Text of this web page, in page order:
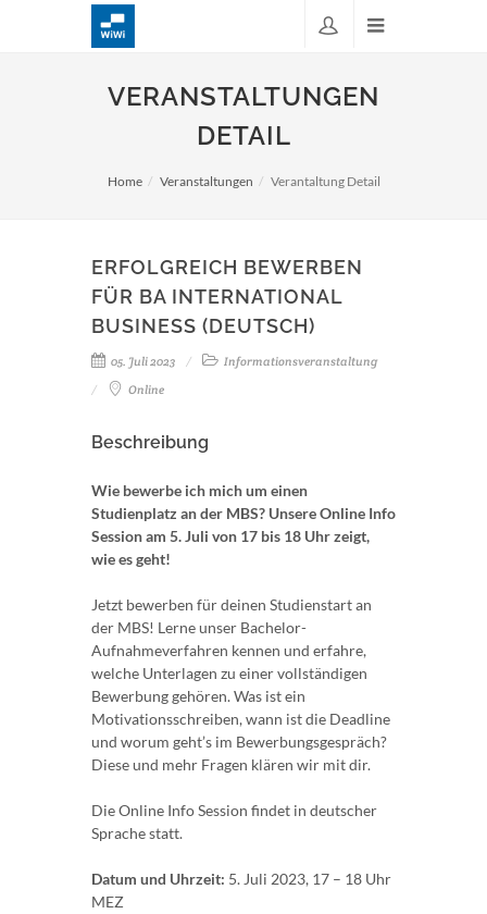
VERANSTALTUNGEN
DETAIL
Home Veranstaltungen Verantaltung Detail
ERFOLGREICH BEWERBEN
FÜR BA INTERNATIONAL
BUSINESS (DEUTSCH)
05. Juli 2023
Informationsveranstaltung
Online
Beschreibung
Wie bewerbe ich mich um einen
Studienplatz an der MBS? Unsere Online Info
Session am 5. Juli von 17 bis 18 Uhr zeigt,
wie es geht!
Jetzt bewerben für deinen Studienstart an
der MBS! Lerne unser Bachelor-
Aufnahmeverfahren kennen und erfahre,
welche Unterlagen zu einer vollständigen
Bewerbung gehören. Was ist ein
Motivationsschreiben, wann ist die Deadline
und worum geht’s im Bewerbungsgespräch?
Diese und mehr Fragen klären wir mit dir.
Die Online Info Session findet in deutscher
Sprache statt.
Datum und Uhrzeit: 5. Juli 2023, 17 – 18 Uhr
MEZ